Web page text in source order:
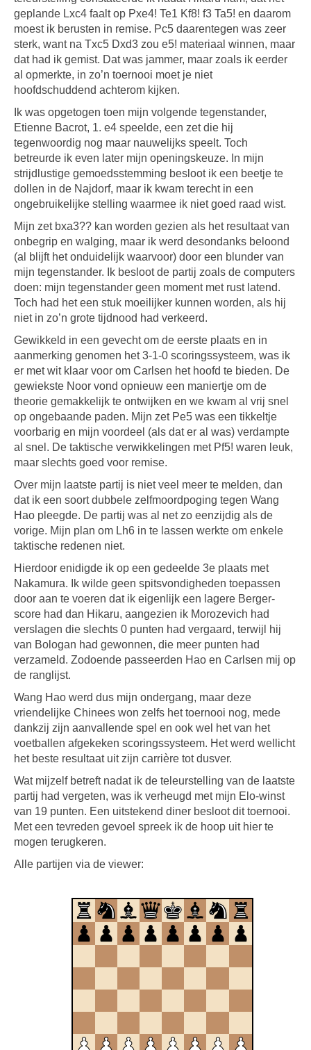
geplande Lxc4 faalt op Pxe4! Te1 Kf8! f3 Ta5! en daarom
moest ik berusten in remise. Pc5 daarentegen was zeer
sterk, want na Txc5 Dxd3 zou e5! materiaal winnen, maar
dat had ik gemist. Dat was jammer, maar zoals ik eerder
al opmerkte, in zo’n toernooi moet je niet
hoofdschuddend achterom kijken.
Ik was opgetogen toen mijn volgende tegenstander,
Etienne Bacrot, 1. e4 speelde, een zet die hij
tegenwoordig nog maar nauwelijks speelt. Toch
betreurde ik even later mijn openingskeuze. In mijn
strijdlustige gemoedsstemming besloot ik een beetje te
dollen in de Najdorf, maar ik kwam terecht in een
ongebruikelijke stelling waarmee ik niet goed raad wist.
Mijn zet bxa3?? kan worden gezien als het resultaat van
onbegrip en walging, maar ik werd desondanks beloond
(al blijft het onduidelijk waarvoor) door een blunder van
mijn tegenstander. Ik besloot de partij zoals de computers
doen: mijn tegenstander geen moment met rust latend.
Toch had het een stuk moeilijker kunnen worden, als hij
niet in zo’n grote tijdnood had verkeerd.
Gewikkeld in een gevecht om de eerste plaats en in
aanmerking genomen het 3-1-0 scoringssysteem, was ik
er met wit klaar voor om Carlsen het hoofd te bieden. De
gewiekste Noor vond opnieuw een maniertje om de
theorie gemakkelijk te ontwijken en we kwam al vrij snel
op ongebaande paden. Mijn zet Pe5 was een tikkeltje
voorbarig en mijn voordeel (als dat er al was) verdampte
al snel. De taktische verwikkelingen met Pf5! waren leuk,
maar slechts goed voor remise.
Over mijn laatste partij is niet veel meer te melden, dan
dat ik een soort dubbele zelfmoordpoging tegen Wang
Hao pleegde. De partij was al net zo eenzijdig als de
vorige. Mijn plan om Lh6 in te lassen werkte om enkele
taktische redenen niet.
Hierdoor enidigde ik op een gedeelde 3e plaats met
Nakamura. Ik wilde geen spitsvondigheden toepassen
door aan te voeren dat ik eigenlijk een lagere Berger-
score had dan Hikaru, aangezien ik Morozevich had
verslagen die slechts 0 punten had vergaard, terwijl hij
van Bologan had gewonnen, die meer punten had
verzameld. Zodoende passeerden Hao en Carlsen mij op
de ranglijst.
Wang Hao werd dus mijn ondergang, maar deze
vriendelijke Chinees won zelfs het toernooi nog, mede
dankzij zijn aanvallende spel en ook wel het van het
voetballen afgekeken scoringssysteem. Het werd wellicht
het beste resultaat uit zijn carrière tot dusver.
Wat mijzelf betreft nadat ik de teleurstelling van de laatste
partij had vergeten, was ik verheugd met mijn Elo-winst
van 19 punten. Een uitstekend diner besloot dit toernooi.
Met een tevreden gevoel spreek ik de hoop uit hier te
mogen terugkeren.
Alle partijen via de viewer: